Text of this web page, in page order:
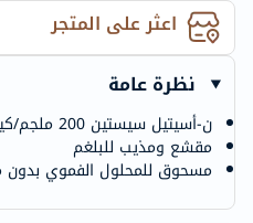
اعثر على المتجر
نظرة عامة
ن-أسيتيل سيستين 200 ملجم/كيس
مقشع ومذيب للبلغم
مسحوق للمحلول الفموي بدون